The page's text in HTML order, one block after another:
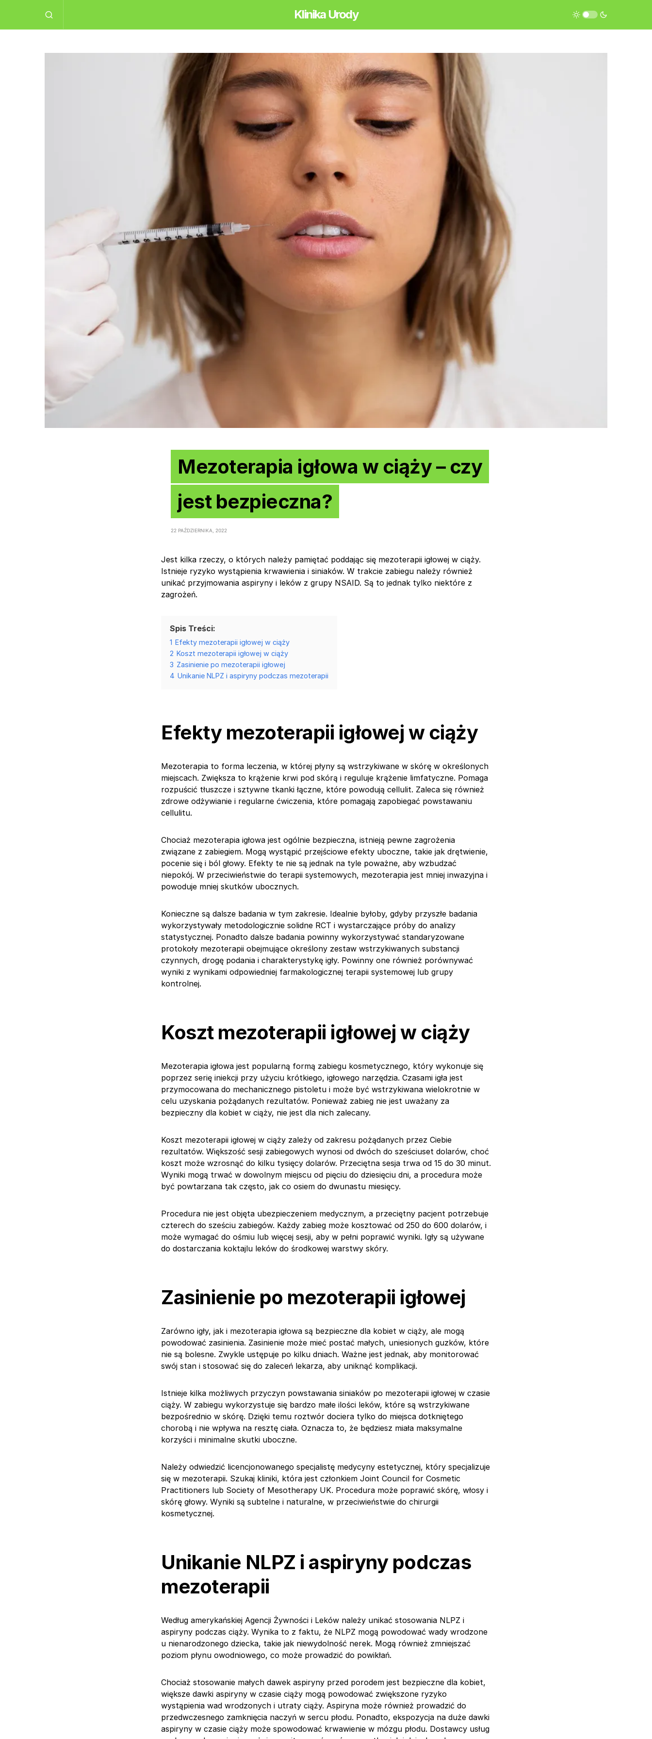
Klinika Urody
Mezoterapia igłowa w ciąży – czy
jest bezpieczna?
22 PAŹDZIERNIKA, 2022
Jest kilka rzeczy, o których należy pamiętać poddając się mezoterapii igłowej w ciąży.
Istnieje ryzyko wystąpienia krwawienia i siniaków. W trakcie zabiegu należy również
unikać przyjmowania aspiryny i leków z grupy NSAID. Są to jednak tylko niektóre z
zagrożeń.
Spis Treści:
1 Efekty mezoterapii igłowej w ciąży
2 Koszt mezoterapii igłowej w ciąży
3 Zasinienie po mezoterapii igłowej
4 Unikanie NLPZ i aspiryny podczas mezoterapii
Efekty mezoterapii igłowej w ciąży
Mezoterapia to forma leczenia, w której płyny są wstrzykiwane w skórę w określonych
miejscach. Zwiększa to krążenie krwi pod skórą i reguluje krążenie limfatyczne. Pomaga
rozpuścić tłuszcze i sztywne tkanki łączne, które powodują cellulit. Zaleca się również
zdrowe odżywianie i regularne ćwiczenia, które pomagają zapobiegać powstawaniu
cellulitu.
Chociaż mezoterapia igłowa jest ogólnie bezpieczna, istnieją pewne zagrożenia
związane z zabiegiem. Mogą wystąpić przejściowe efekty uboczne, takie jak drętwienie,
pocenie się i ból głowy. Efekty te nie są jednak na tyle poważne, aby wzbudzać
niepokój. W przeciwieństwie do terapii systemowych, mezoterapia jest mniej inwazyjna i
powoduje mniej skutków ubocznych.
Konieczne są dalsze badania w tym zakresie. Idealnie byłoby, gdyby przyszłe badania
wykorzystywały metodologicznie solidne RCT i wystarczające próby do analizy
statystycznej. Ponadto dalsze badania powinny wykorzystywać standaryzowane
protokoły mezoterapii obejmujące określony zestaw wstrzykiwanych substancji
czynnych, drogę podania i charakterystykę igły. Powinny one również porównywać
wyniki z wynikami odpowiedniej farmakologicznej terapii systemowej lub grupy
kontrolnej.
Koszt mezoterapii igłowej w ciąży
Mezoterapia igłowa jest popularną formą zabiegu kosmetycznego, który wykonuje się
poprzez serię iniekcji przy użyciu krótkiego, igłowego narzędzia. Czasami igła jest
przymocowana do mechanicznego pistoletu i może być wstrzykiwana wielokrotnie w
celu uzyskania pożądanych rezultatów. Ponieważ zabieg nie jest uważany za
bezpieczny dla kobiet w ciąży, nie jest dla nich zalecany.
Koszt mezoterapii igłowej w ciąży zależy od zakresu pożądanych przez Ciebie
rezultatów. Większość sesji zabiegowych wynosi od dwóch do sześciuset dolarów, choć
koszt może wzrosnąć do kilku tysięcy dolarów. Przeciętna sesja trwa od 15 do 30 minut.
Wyniki mogą trwać w dowolnym miejscu od pięciu do dziesięciu dni, a procedura może
być powtarzana tak często, jak co osiem do dwunastu miesięcy.
Procedura nie jest objęta ubezpieczeniem medycznym, a przeciętny pacjent potrzebuje
czterech do sześciu zabiegów. Każdy zabieg może kosztować od 250 do 600 dolarów, i
może wymagać do ośmiu lub więcej sesji, aby w pełni poprawić wyniki. Igły są używane
do dostarczania koktajlu leków do środkowej warstwy skóry.
Zasinienie po mezoterapii igłowej
Zarówno igły, jak i mezoterapia igłowa są bezpieczne dla kobiet w ciąży, ale mogą
powodować zasinienia. Zasinienie może mieć postać małych, uniesionych guzków, które
nie są bolesne. Zwykle ustępuje po kilku dniach. Ważne jest jednak, aby monitorować
swój stan i stosować się do zaleceń lekarza, aby uniknąć komplikacji.
Istnieje kilka możliwych przyczyn powstawania siniaków po mezoterapii igłowej w czasie
ciąży. W zabiegu wykorzystuje się bardzo małe ilości leków, które są wstrzykiwane
bezpośrednio w skórę. Dzięki temu roztwór dociera tylko do miejsca dotkniętego
chorobą i nie wpływa na resztę ciała. Oznacza to, że będziesz miała maksymalne
korzyści i minimalne skutki uboczne.
Należy odwiedzić licencjonowanego specjalistę medycyny estetycznej, który specjalizuje
się w mezoterapii. Szukaj kliniki, która jest członkiem Joint Council for Cosmetic
Practitioners lub Society of Mesotherapy UK. Procedura może poprawić skórę, włosy i
skórę głowy. Wyniki są subtelne i naturalne, w przeciwieństwie do chirurgii
kosmetycznej.
Unikanie NLPZ i aspiryny podczas
mezoterapii
Według amerykańskiej Agencji Żywności i Leków należy unikać stosowania NLPZ i
aspiryny podczas ciąży. Wynika to z faktu, że NLPZ mogą powodować wady wrodzone
u nienarodzonego dziecka, takie jak niewydolność nerek. Mogą również zmniejszać
poziom płynu owodniowego, co może prowadzić do powikłań.
Chociaż stosowanie małych dawek aspiryny przed porodem jest bezpieczne dla kobiet,
większe dawki aspiryny w czasie ciąży mogą powodować zwiększone ryzyko
wystąpienia wad wrodzonych i utraty ciąży. Aspiryna może również prowadzić do
przedwczesnego zamknięcia naczyń w sercu płodu. Ponadto, ekspozycja na duże dawki
aspiryny w czasie ciąży może spowodować krwawienie w mózgu płodu. Dostawcy usług